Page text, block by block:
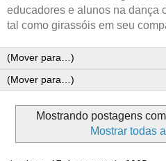
educadores e alunos na dança
tal como girassóis em seu
Mostrando postagens
Mostrar todas